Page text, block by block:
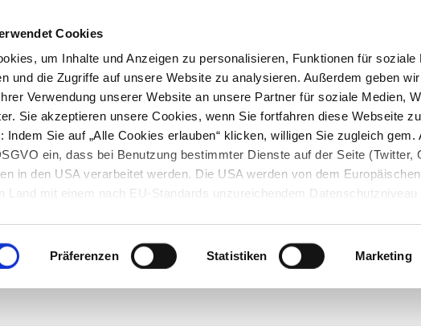
Cookies
um Inhalte und Anzeigen zu personalisieren, Funktionen für soziale
und die Zugriffe auf unsere Website zu analysieren. Außerdem geben wir
Verwendung unserer Website an unsere Partner für soziale Medien,
Sie akzeptieren unsere Cookies, wenn Sie fortfahren diese Webseite
Indem Sie auf „Alle Cookies erlauben“ klicken, willigen Sie zugleich gem.
ein, dass bei Benutzung bestimmter Dienste auf der Seite (Twitter,
in den USA verarbeitet werden. Die USA werden von dem Europäischen
Land mit einem nach EU-Standards unzureichendem Datenschutzniveau
Präferenzen Statistiken Marketing
und Tricks. Stellen Sie Ihre Fragen und helfen Sie mit Ihrem Wissen anderen